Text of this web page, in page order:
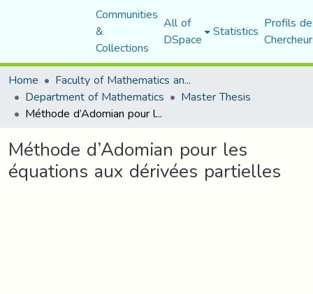
Communities
&
Collections
All of
DSpace Statistics Profils
Home
Faculty of Mathematics and Computer Science
Department of Mathematics Master Thesis
Méthode d’Adomian pour les équations aux dérivées partielles
Méthode d’Adomian pour les
équations aux dérivées partielles